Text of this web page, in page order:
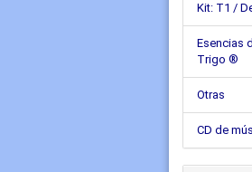
Kit: T1 /
Esencias
Trigo ®
Otras
CD de